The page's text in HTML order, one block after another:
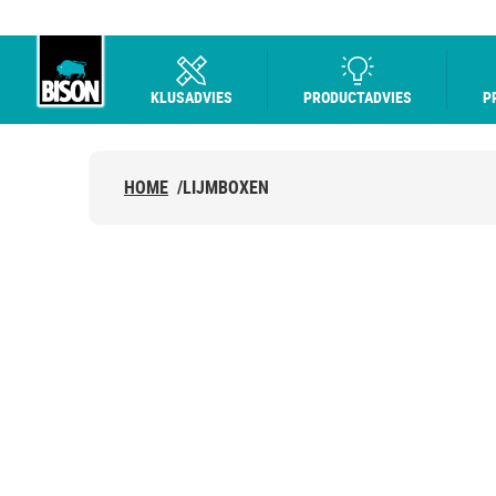
KLUSADVIES PRODUCTADVIES
HOME /LIJMBOXEN